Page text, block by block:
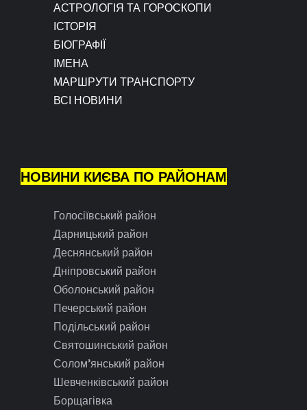
АСТРОЛОГІЯ ТА ГОРОСКОПИ
ІСТОРІЯ
БІОГРАФІЇ
ІМЕНА
МАРШРУТИ ТРАНСПОРТУ
ВСІ НОВИНИ
НОВИНИ КИЄВА ПО РАЙОНАМ
Голосіївський район
Дарницький район
Деснянський район
Дніпровський район
Оболонський район
Печерський район
Подільський район
Святошинський район
Солом’янський район
Шевченківський район
Борщагівка